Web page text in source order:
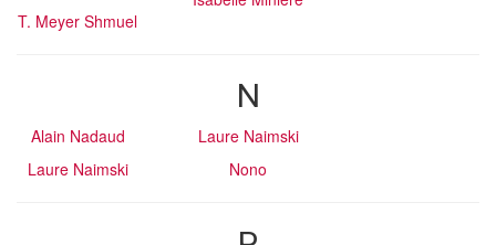
T. Meyer Shmuel
N
Alain Nadaud
Laure Naimski
Laure Naimski
Nono